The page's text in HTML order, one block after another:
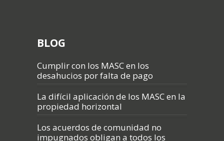
BLOG
Cumplir con los MASC en los
desahucios por falta de pago
La difícil aplicación de los MASC en la
propiedad horizontal
Los acuerdos de comunidad no
impugnados obligan a todos los